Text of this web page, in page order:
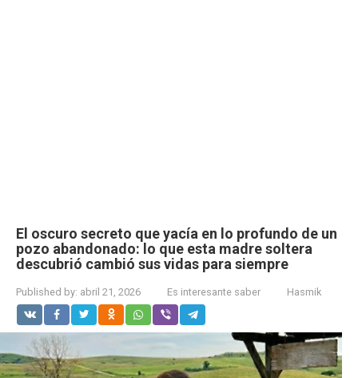
El oscuro secreto que yacía en lo profundo de un
pozo abandonado: lo que esta madre soltera
descubrió cambió sus vidas para siempre
Published by: abril 21, 2026 Es interesante saber Hasmik